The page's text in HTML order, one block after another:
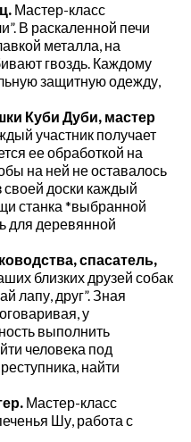
Мастер-класс
В раскаленной печи
металла, на
гвоздь. Каждому
защитную одежду,
Куби Дуби, мастер
участник получает
ее обработкой на
на ней не оставалось
доски каждый
станка *выбранной
для деревянной
спасатель,
близких друзей собак
лапу, друг”. Зная
у
выполнить
человека под
найти
Мастер-класс
Шу, работа с